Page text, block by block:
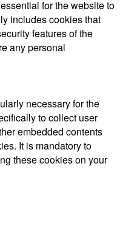
for the website to
includes cookies that
features of the
any personal
necessary for the
to collect user
embedded contents
It is mandatory to
these cookies on your